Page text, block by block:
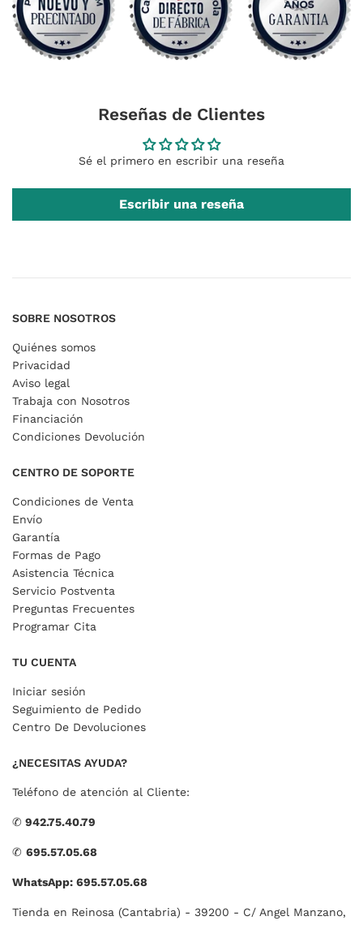
Reseñas de Clientes
Sé el primero en escribir una reseña
Escribir una reseña
SOBRE NOSOTROS
Quiénes somos
Privacidad
Aviso legal
Trabaja con Nosotros
Financiación
Condiciones Devolución
CENTRO DE SOPORTE
Condiciones de Venta
Envío
Garantía
Formas de Pago
Asistencia Técnica
Servicio Postventa
Preguntas Frecuentes
Programar Cita
TU CUENTA
Iniciar sesión
Seguimiento de Pedido
Centro De Devoluciones
¿NECESITAS AYUDA?
Teléfono de atención al Cliente:
✆ 942.75.40.79
✆ 695.57.05.68
WhatsApp: 695.57.05.68
Tienda en Reinosa (Cantabria) - 39200 - C/ Angel Manzano,